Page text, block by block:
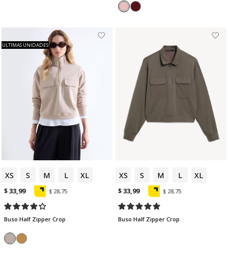
XS S M L XL
ULTIMAS UNIDADES
$ 33,99 $ 28,75
Buso Half Zipper Crop
XS S M L XL
$ 33,99 $ 28,75
Buso Half Zipper Crop